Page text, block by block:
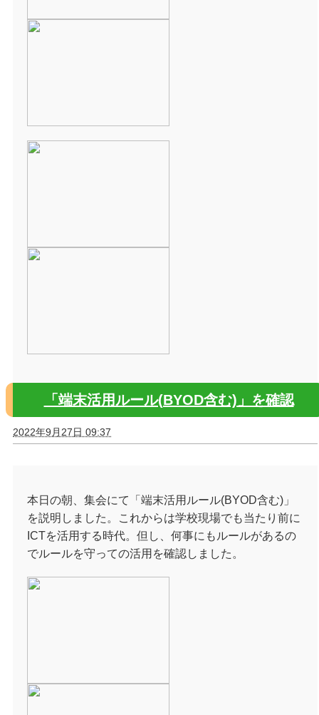
「端末活用ルール(BYOD含む)」を確認
2022年9月27日 09:37
本日の朝、集会にて「端末活用ルール(BYOD含む)」
を説明しました。これからは学校現場でも当たり前に
ICTを活用する時代。但し、何事にもルールがあるの
でルールを守っての活用を確認しました。